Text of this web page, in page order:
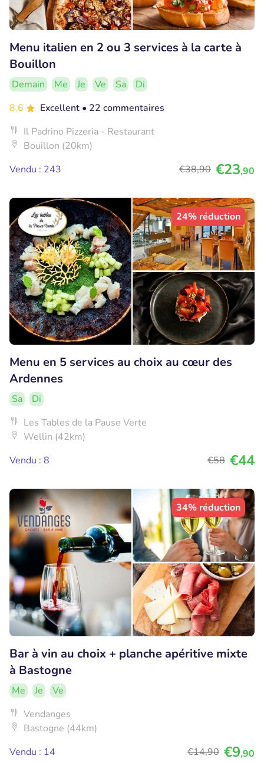
Menu italien en 2 ou 3 services à la carte à
Bouillon
Demain Me Je Ve Sa
Di
8.6
Excellent • 22 commentaires
Il Padrino Pizzeria - Restaurant
Bouillon (20km)
Vendu : 243
€38,90 €23,90
24% réduction
Menu en 5 services au choix au cœur des
Ardennes
Sa
Di
Les Tables de la Pause Verte
Wellin (42km)
Vendu : 8
€58 €44
34% réduction
Bar à vin au choix + planche apéritive mixte
à Bastogne
Me Je
Ve
Vendanges
Bastogne (44km)
Vendu : 14
€14,90 €9,90